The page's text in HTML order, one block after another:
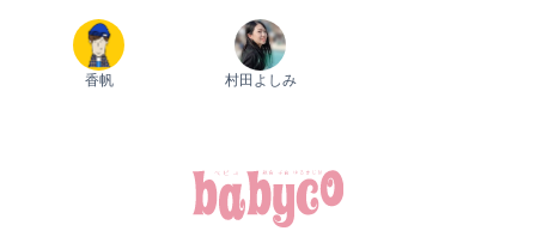
香帆 村田よしみ